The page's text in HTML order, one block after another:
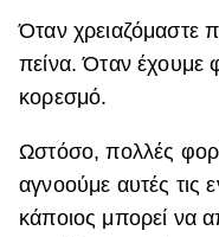
Όταν χρειαζόμαστε
πείνα. Όταν έχουμε
κορεσμό.
Ωστόσο, πολλές
αγνοούμε αυτές τις
κάποιος μπορεί να